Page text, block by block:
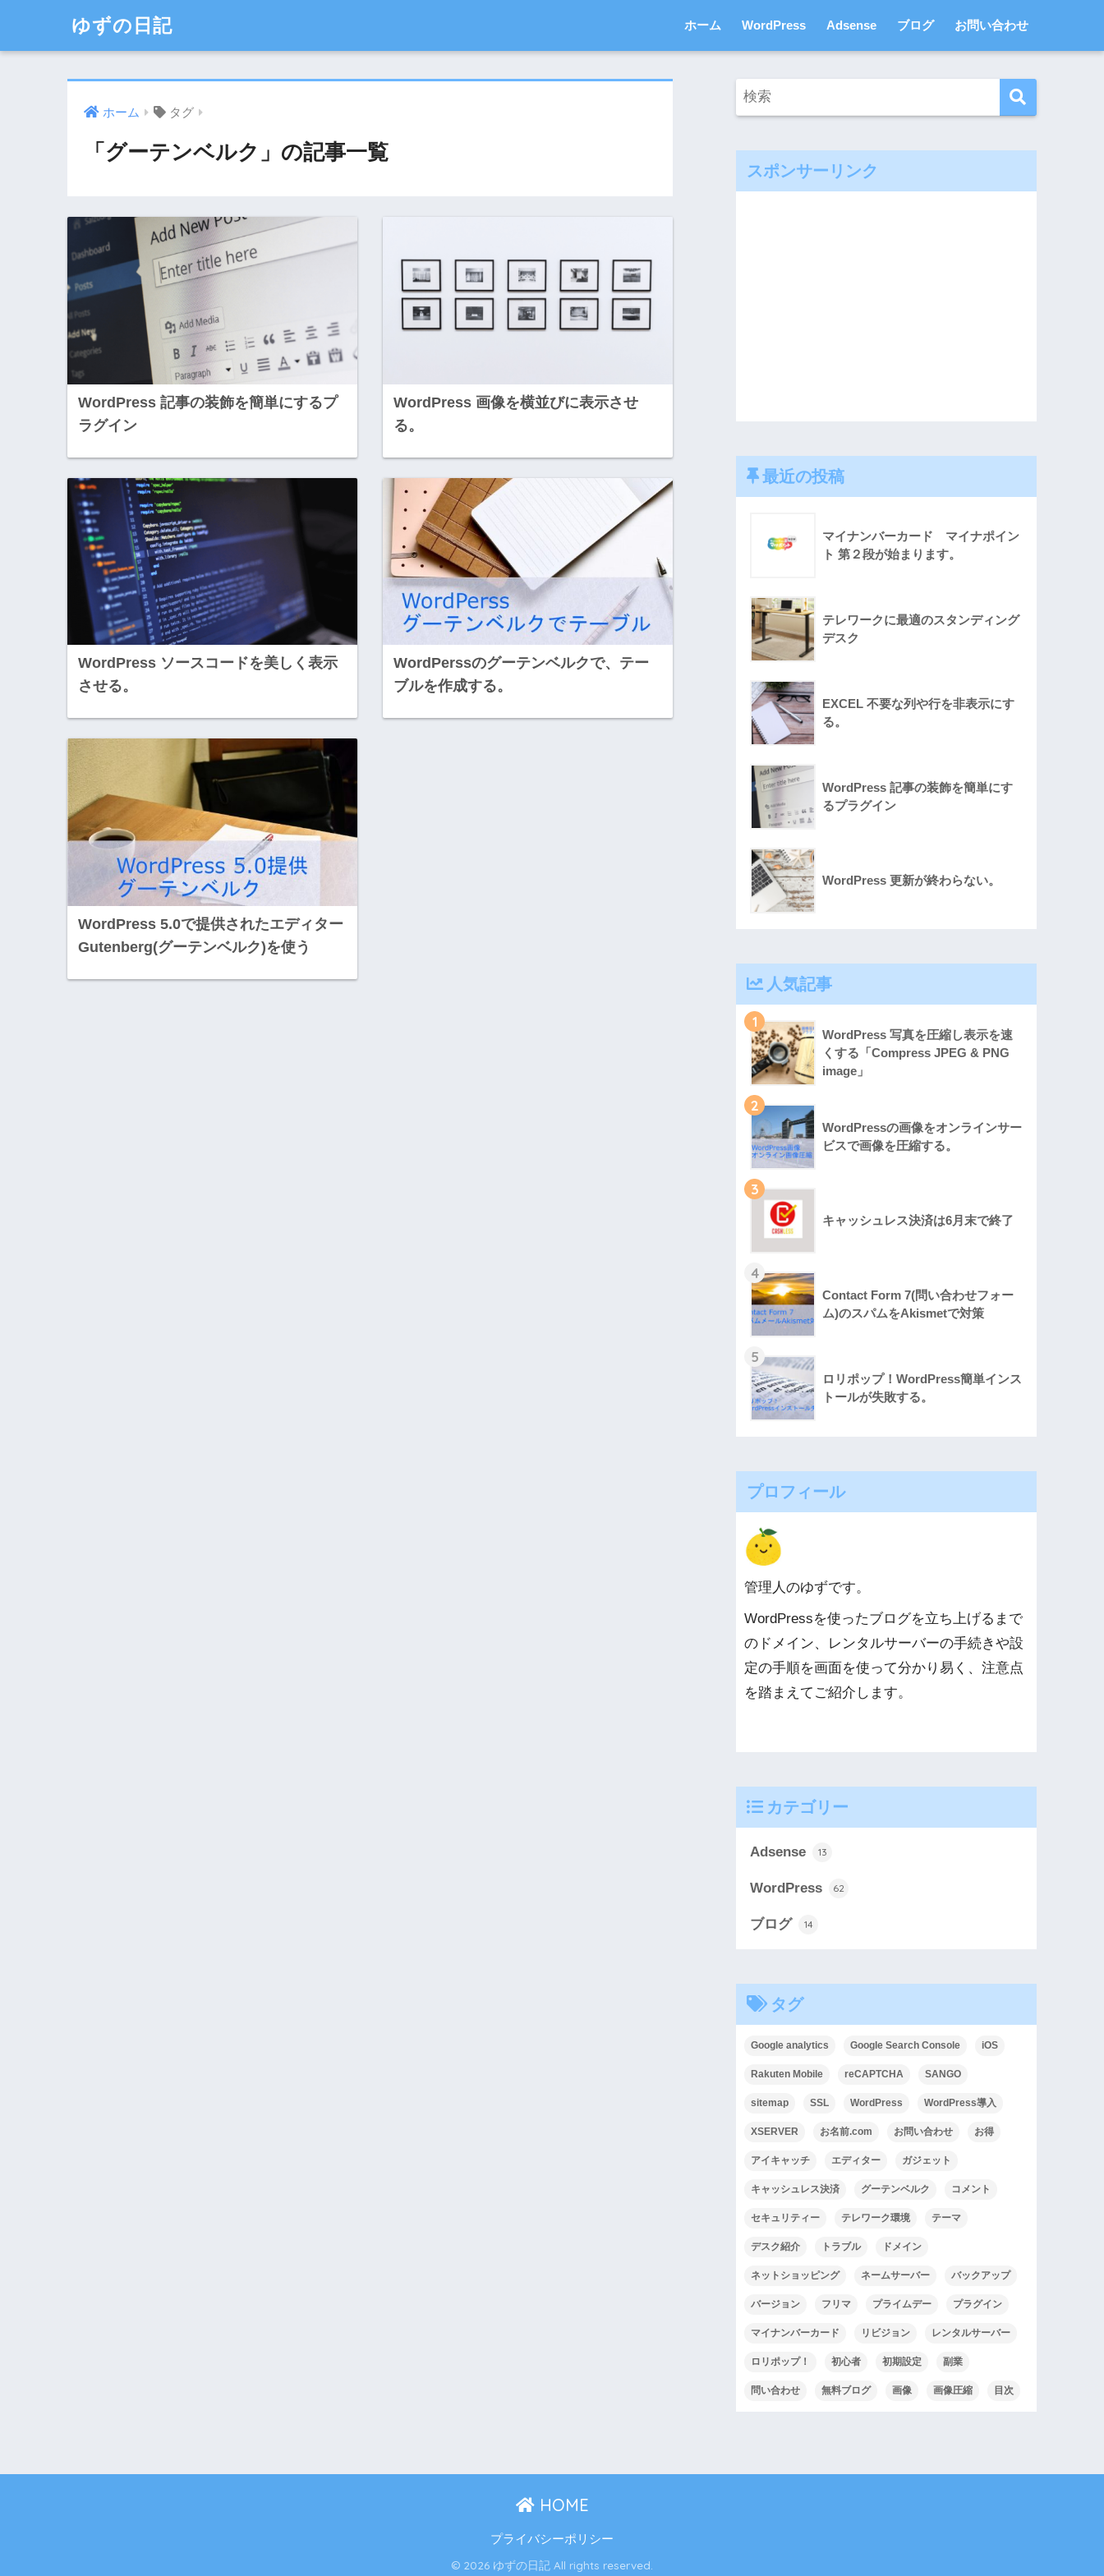
ゆずの日記 ホーム WordPress Adsense ブログ お問い合わせ
ホーム タグ
「グーテンベルク」の記事一覧
WordPress 記事の装飾を簡単にするプ
ラグイン
WordPress 画像を横並びに表示させ
る。
WordPress ソースコードを美しく表示
させる。
WordPerssのグーテンベルクで、テー
ブルを作成する。
WordPress 5.0で提供されたエディター
Gutenberg(グーテンベルク)を使う
スポンサーリンク
最近の投稿
マイナンバーカード マイナポイン
ト 第２段が始まります。
テレワークに最適のスタンディング
デスク
EXCEL 不要な列や行を非表示にす
る。
WordPress 記事の装飾を簡単にす
るプラグイン
WordPress 更新が終わらない。
人気記事
1
WordPress 写真を圧縮し表示を速
くする「Compress JPEG & PNG
image」
2
WordPressの画像をオンラインサー
ビスで画像を圧縮する。
3
キャッシュレス決済は6月末で終了
4
Contact Form 7(問い合わせフォー
ム)のスパムをAkismetで対策
5
ロリポップ！WordPress簡単インス
トールが失敗する。
プロフィール
管理人のゆずです。
WordPressを使ったブログを立ち上げるまで
のドメイン、レンタルサーバーの手続きや設
定の手順を画面を使って分かり易く、注意点
を踏まえてご紹介します。
カテゴリー
Adsense 13
WordPress 62
ブログ 14
タグ
Google analytics Google Search Console iOS
Rakuten Mobile reCAPTCHA SANGO
sitemap SSL WordPress WordPress導入
XSERVER お名前.com お問い合わせ お得
アイキャッチ エディター ガジェット
キャッシュレス決済 グーテンベルク コメント
セキュリティー テレワーク環境 テーマ
デスク紹介 トラブル ドメイン
ネットショッピング ネームサーバー バックアップ
バージョン フリマ プライムデー プラグイン
マイナンバーカード リビジョン レンタルサーバー
ロリポップ！ 初心者 初期設定 副業
問い合わせ 無料ブログ 画像 画像圧縮 目次
HOME
プライバシーポリシー
© 2026 ゆずの日記 All rights reserved.